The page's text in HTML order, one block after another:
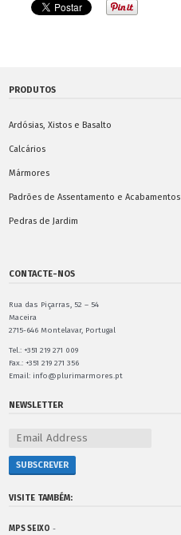
PRODUTOS
Ardósias, Xistos e Basalto
Calcários
Mármores
Padrões de Assentamento e Acabamentos
Pedras de Jardim
CONTACTE-NOS
Rua das Piçarras, 52 – 54
Maceira
2715-646 Montelavar, Portugal
Tel.: +351 219 271 009
Fax.: +351 219 271 356
Email: info@plurimarmores.pt
NEWSLETTER
VISITE TAMBÉM:
MPS SEIXO -